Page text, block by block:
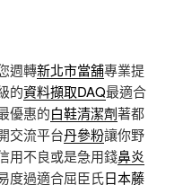
週轉新北市當舖專業提
的資料擷取DAQ最適合
優惠的白鞋清潔劑著都
交流平台丹參粉讓你野
用不良或是急用錢鼻炎
度過適合屈臣氏日本藤